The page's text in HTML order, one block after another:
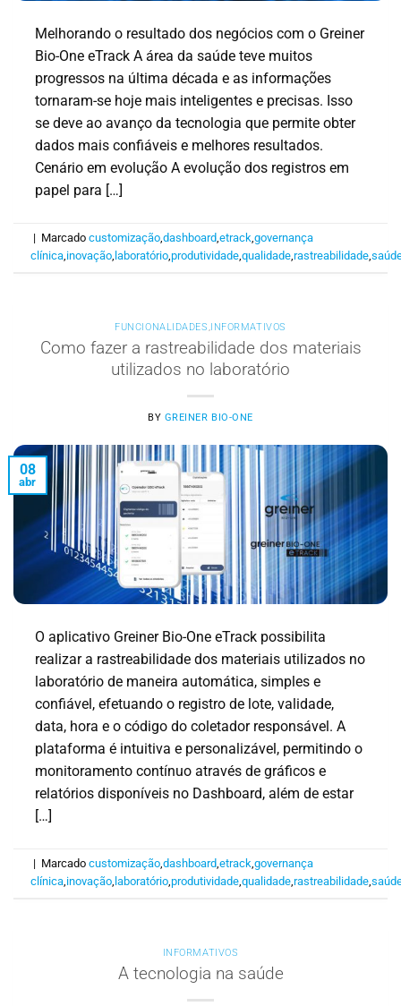
Melhorando o resultado dos negócios com o Greiner
Bio-One eTrack A área da saúde teve muitos
progressos na última década e as informações
tornaram-se hoje mais inteligentes e precisas. Isso
se deve ao avanço da tecnologia que permite obter
dados mais confiáveis e melhores resultados.
Cenário em evolução A evolução dos registros em
papel para […]
| Marcadocustomização,dashboard,etrack,governança
clínica,inovação, laboratório,produtividade,qualidade,rastreabilidade,
FUNCIONALIDADES, INFORMATIVOS
Como fazer a rastreabilidade dos materiais
utilizados no laboratório
BY GREINER BIO-ONE
08
abr
O aplicativo Greiner Bio-One eTrack possibilita
realizar a rastreabilidade dos materiais utilizados no
laboratório de maneira automática, simples e
confiável, efetuando o registro de lote, validade,
data, hora e o código do coletador responsável. A
plataforma é intuitiva e personalizável, permitindo o
monitoramento contínuo através de gráficos e
relatórios disponíveis no Dashboard, além de estar
[…]
| Marcadocustomização,dashboard,etrack,governança
clínica,inovação, laboratório,produtividade,qualidade,rastreabilidade,
INFORMATIVOS
A tecnologia na saúde